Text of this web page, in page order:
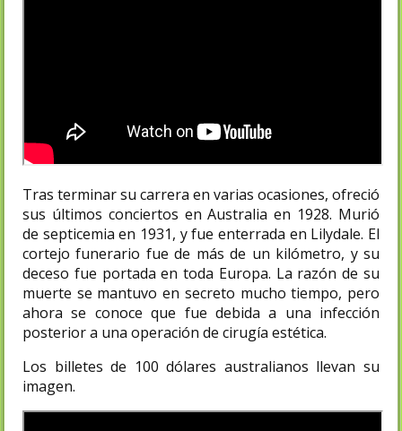
Tras terminar su carrera en varias ocasiones, ofreció
sus últimos conciertos en Australia en 1928. Murió
de septicemia en 1931, y fue enterrada en Lilydale. El
cortejo funerario fue de más de un kilómetro, y su
deceso fue portada en toda Europa. La razón de su
muerte se mantuvo en secreto mucho tiempo, pero
ahora se conoce que fue debida a una infección
posterior a una operación de cirugía estética.
Los billetes de 100 dólares australianos llevan su
imagen.